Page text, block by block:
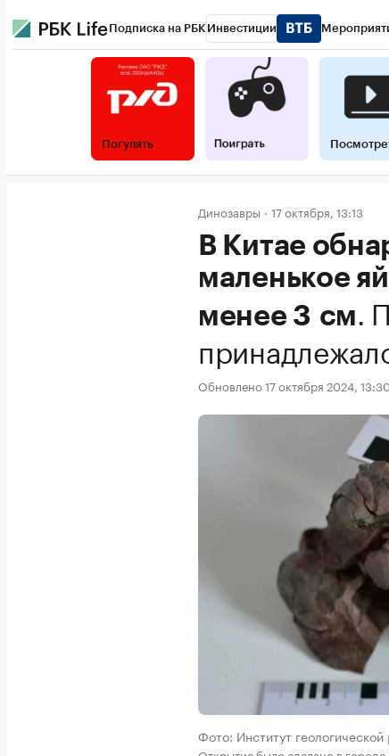
Подписка на РБК Инвестиции
Погулять
Динозавры 17 октября, 13:13
В Китае
маленькое
менее 3 см.
Обновлено 17 октября 2024, 13:30
Фото: Институт